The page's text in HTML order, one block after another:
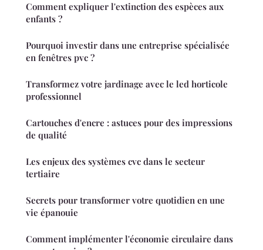
Comment expliquer l'extinction des espèces aux
enfants ?
Pourquoi investir dans une entreprise spécialisée
en fenêtres pvc ?
Transformez votre jardinage avec le led horticole
professionnel
Cartouches d'encre : astuces pour des impressions
de qualité
Les enjeux des systèmes cvc dans le secteur
tertiaire
Secrets pour transformer votre quotidien en une
vie épanouie
Comment implémenter l'économie circulaire dans